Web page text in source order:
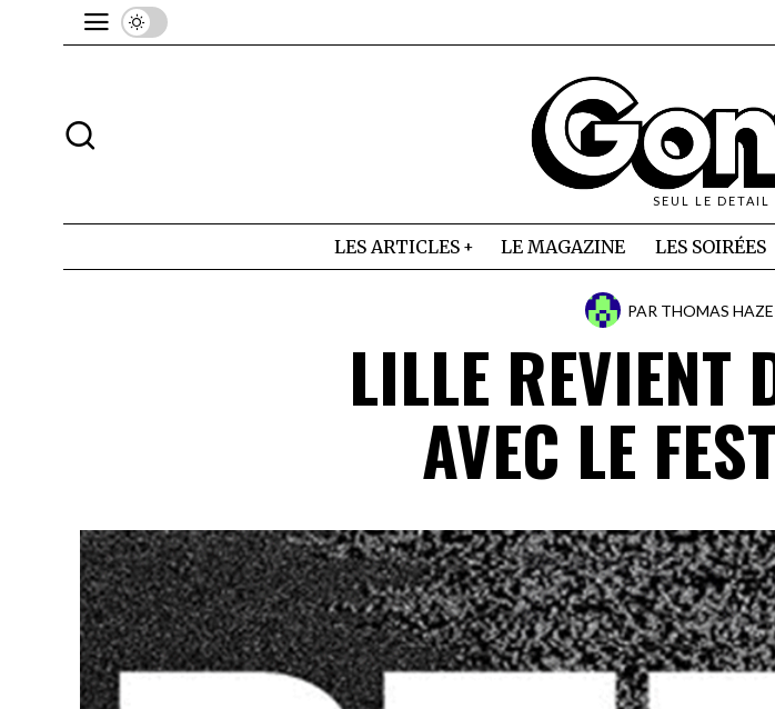
SEUL LE DETAIL
LES ARTICLES LE MAGAZINE LES SOIRÉES
PAR THOMAS
LILLE REVIENT
AVEC LE